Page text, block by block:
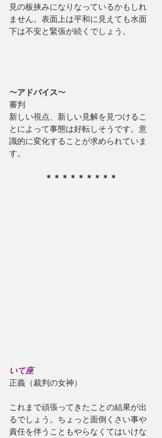
見の板挟みになりなっているかもしれ
ません。表面上は平和に見えても水面
下は不安と緊張が続くでしょう。
〜アドバイス〜
審判
新しい視点、新しい見解を見つけるこ
とによって事態は好転しそうです。意
識的に変化することが求められていま
す。
＊＊＊＊＊＊＊＊＊
いて座
正義（裁判の女神）
これまで頑張ってきたことの結果が出
るでしょう。ちょっと面倒くさい事や
責任を伴うこともやらなくてはいけな